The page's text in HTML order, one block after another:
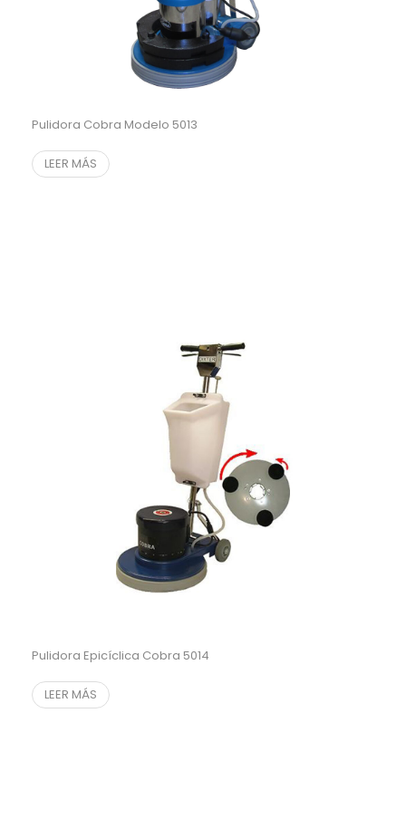
Pulidora Cobra Modelo 5013
LEER MÁS
Pulidora Epicíclica Cobra 5014
LEER MÁS